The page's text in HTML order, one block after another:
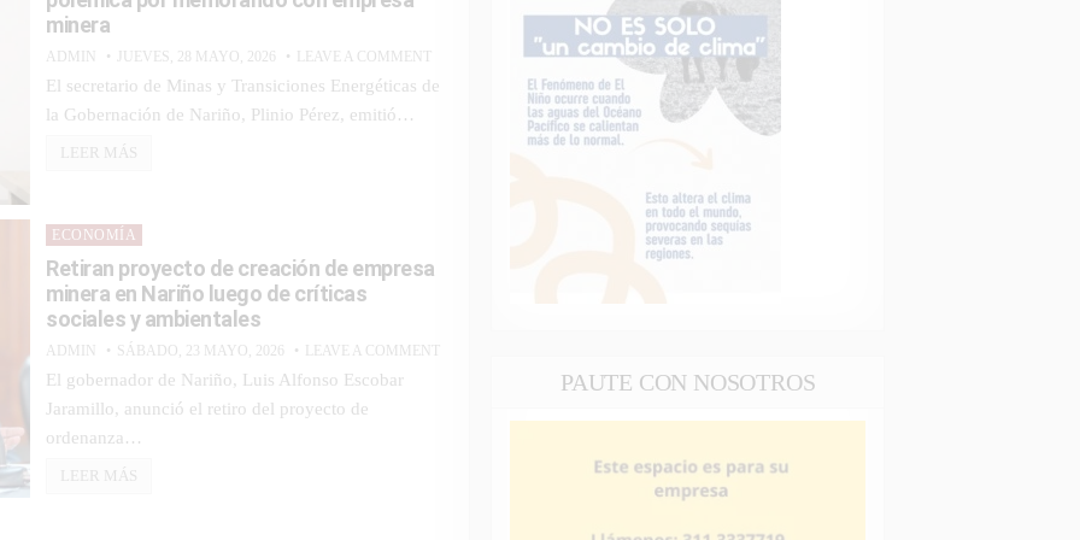
minera
ADMIN JUEVES, 28 MAYO, 2026 LEAVE A COMMENT
El secretario de Minas y Transiciones Energéticas de
la Gobernación de Nariño, Plinio Pérez, emitió…
LEER MÁS
Posted
in
ECONOMÍA
Retiran proyecto de creación de empresa
minera en Nariño luego de críticas
sociales y ambientales
ADMIN SÁBADO, 23 MAYO, 2026 LEAVE A COMMENT
El gobernador de Nariño, Luis Alfonso Escobar
Jaramillo, anunció el retiro del proyecto de
ordenanza…
LEER MÁS
PAUTE CON NOSOTROS